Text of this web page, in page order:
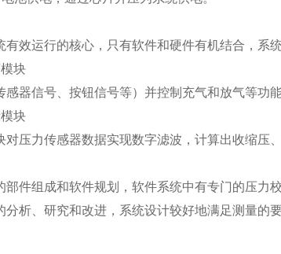
效运行的核心，只有软件和硬件有机结合，系
块
器信号、按钮信号等）并控制充气和放气等功能
块
对压力传感器数据实现数字滤波，计算出收缩压
部件组成和软件规划，软件系统中有专门的压力
析、研究和改进，系统设计较好地满足测量的要